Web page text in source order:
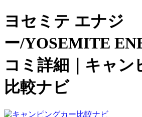
ヨセミテ エナジ
ー/YOSEMITE
コミ詳細｜キャン
比較ナビ